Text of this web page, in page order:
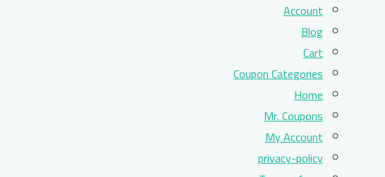
Account
Blog
Cart
Coupon Categories
Home
Mr. Coupons
My Account
privacy-policy